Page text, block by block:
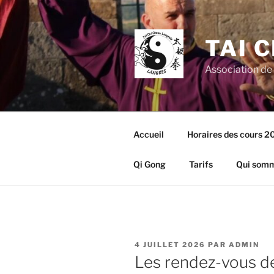
Aller
au
contenu
principal
TAI
Association de
Accueil Horaires des cours
Qi Gong Tarifs Qui
PUBLIÉ
LE
4 JUILLET 2026 PAR ADMIN
Les rendez-vous